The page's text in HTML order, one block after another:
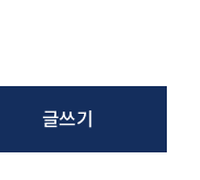
글쓰기